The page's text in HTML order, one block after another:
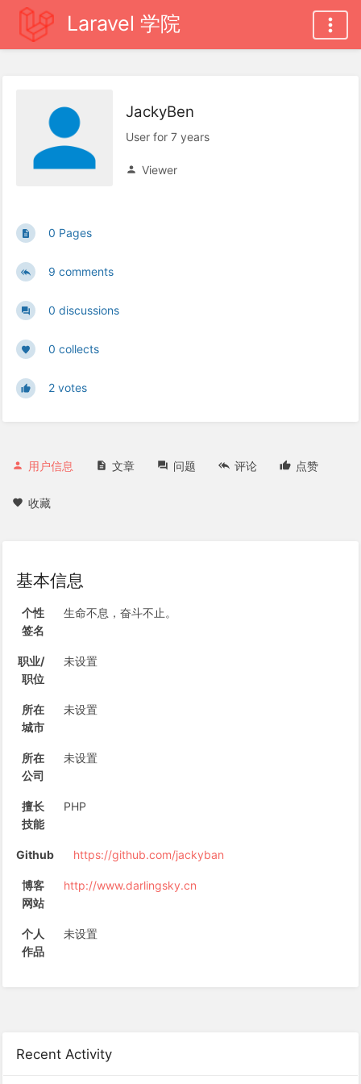
Laravel 学院
Recent Activity
JackyBen
User for 7 years
Viewer
0 Pages
9 comments
0 discussions
0 collects
2 votes
用户信息 文章 问题 评论 点赞
收藏
基本信息
个性
签名
生命不息，奋斗不止。
职业/
职位
未设置
所在
城市
未设置
所在
公司
未设置
擅长
技能
PHP
Github https://github.com/jackyban
博客
网站
http://www.darlingsky.cn
个人
作品
未设置